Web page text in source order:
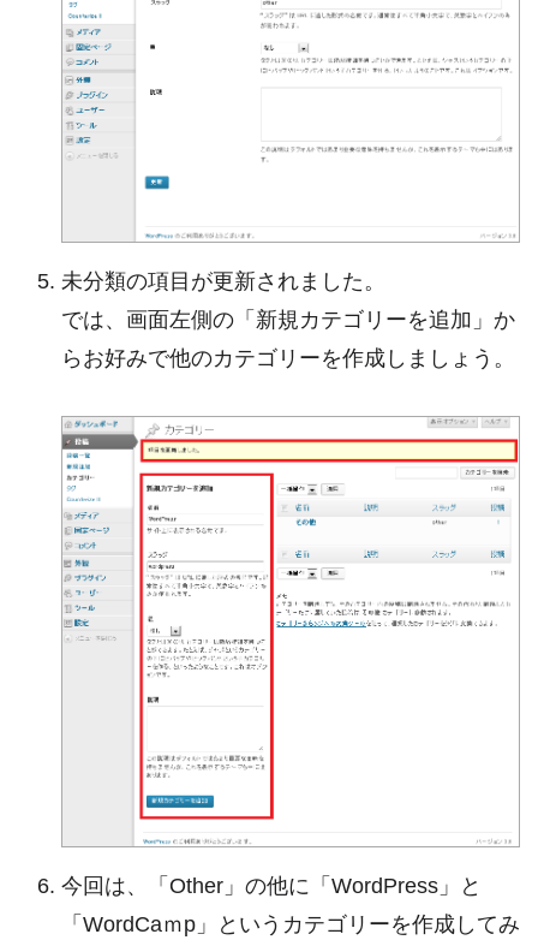
未分類の項目が更新されました。
では、画面左側の「新規カテゴリーを追加」か
らお好みで他のカテゴリーを作成しましょう。
今回は、「Other」の他に「WordPress」と
「WordCaｍp」というカテゴリーを作成してみ